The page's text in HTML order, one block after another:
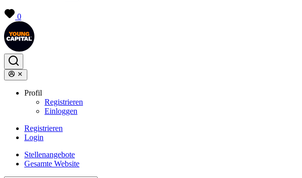
0
Profil
Registrieren
Einloggen
Registrieren
Login
Stellenangebote
Gesamte Website